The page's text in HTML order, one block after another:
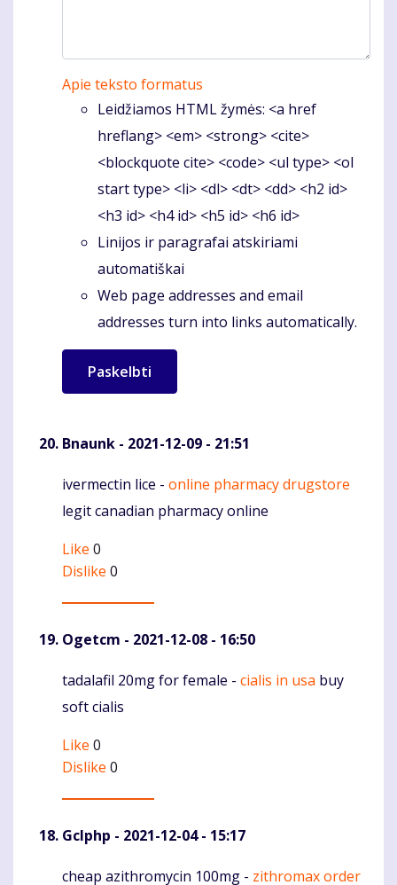
Apie teksto formatus
Leidžiamos HTML žymės: <a href
hreflang> <em> <strong> <cite>
<blockquote cite> <code> <ul type> <ol
start type> <li> <dl> <dt> <dd> <h2 id>
<h3 id> <h4 id> <h5 id> <h6 id>
Linijos ir paragrafai atskiriami
automatiškai
Web page addresses and email
addresses turn into links automatically.
Bnaunk - 2021-12-09 - 21:51
Komentaras
ivermectin lice - online pharmacy drugstore
legit canadian pharmacy online
Like 0
Dislike 0
Ogetcm - 2021-12-08 - 16:50
Komentaras
tadalafil 20mg for female - cialis in usa buy
soft cialis
Like 0
Dislike 0
Gclphp - 2021-12-04 - 15:17
Komentaras
cheap azithromycin 100mg - zithromax order